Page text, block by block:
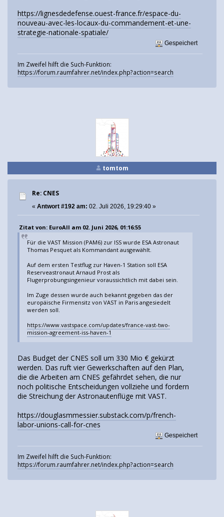
https://lignesdedefense.ouest-france.fr/espace-du-
nouveau-avec-les-locaux-du-commandement-et-une-
strategie-nationale-spatiale/
Gespeichert
Im Zweifel hilft die Such-Funktion:
https://forum.raumfahrer.net/index.php?action=search
tomtom
Re: CNES
« Antwort #192 am: 02. Juli 2026, 19:29:40 »
Zitat von: EuroAll am 02. Juni 2026, 01:16:55
Für die VAST Mission (PAM6) zur ISS wurde ESA Astronaut
Thomas Pesquet als Kommandant ausgewählt.
Auf dem ersten Testflug zur Haven-1 Station soll ESA
Reserveastronaut Arnaud Prost als
Flugerprobungsingenieur voraussichtlich mit dabei sein.
Im Zuge dessen wurde auch bekannt gegeben das der
europäische Firmensitz von VAST in Paris angesiedelt
werden soll.
https://www.vastspace.com/updates/france-vast-two-
mission-agreement-iss-haven-1
Das Budget der CNES soll um 330 Mio € gekürzt
werden. Das ruft vier Gewerkschaften auf den Plan,
die die Arbeiten am CNES gefährdet sehen, die nur
noch politische Entscheidungen vollziehe und fordern
die Streichung der Astronautenflüge mit VAST.
https://douglasmmessier.substack.com/p/french-
labor-unions-call-for-cnes
Gespeichert
Im Zweifel hilft die Such-Funktion:
https://forum.raumfahrer.net/index.php?action=search